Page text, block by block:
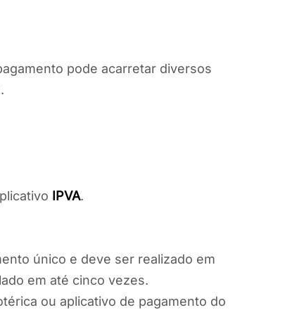
pode acarretar diversos
IPVA.
único e deve ser realizado em
em até cinco vezes.
ou aplicativo de pagamento do